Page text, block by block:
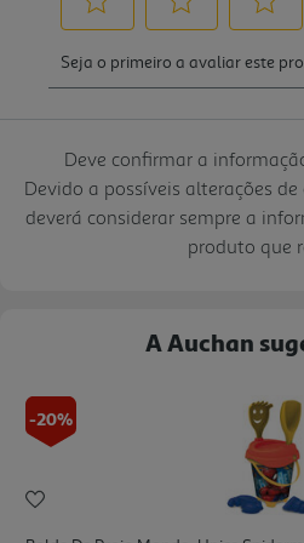
Deve confirmar a
Devido a possíveis alterações
deverá considerar sempre a
produto que
A Auchan
-20%